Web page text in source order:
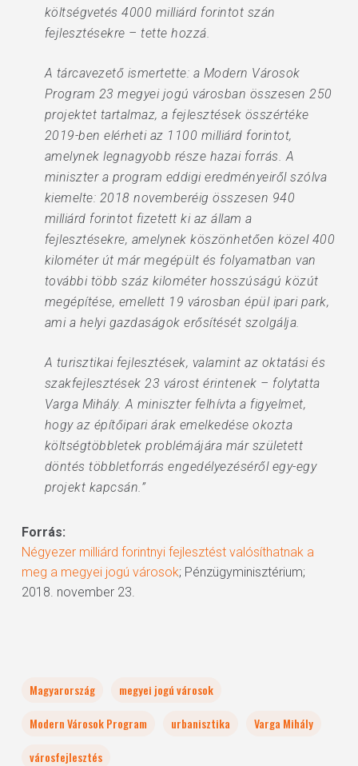
költségvetés 4000 milliárd forintot szán
fejlesztésekre – tette hozzá.
A tárcavezető ismertette: a Modern Városok
Program 23 megyei jogú városban összesen 250
projektet tartalmaz, a fejlesztések összértéke
2019-ben elérheti az 1100 milliárd forintot,
amelynek legnagyobb része hazai forrás. A
miniszter a program eddigi eredményeiről szólva
kiemelte: 2018 novemberéig összesen 940
milliárd forintot fizetett ki az állam a
fejlesztésekre, amelynek köszönhetően közel 400
kilométer út már megépült és folyamatban van
további több száz kilométer hosszúságú közút
megépítése, emellett 19 városban épül ipari park,
ami a helyi gazdaságok erősítését szolgálja.
A turisztikai fejlesztések, valamint az oktatási és
szakfejlesztések 23 várost érintenek – folytatta
Varga Mihály. A miniszter felhívta a figyelmet,
hogy az építőipari árak emelkedése okozta
költségtöbbletek problémájára már született
döntés többletforrás engedélyezéséről egy-egy
projekt kapcsán.”
Forrás:
Négyezer milliárd forintnyi fejlesztést valósíthatnak a
meg a megyei jogú városok; Pénzügyminisztérium;
2018. november 23.
Magyarország
megyei jogú városok
Modern Városok Program
urbanisztika
Varga Mihály
városfejlesztés